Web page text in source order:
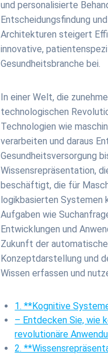
und personalisierte
Entscheidungsfindung
Architekturen steigert
innovative,
Gesundheitsbranche bei.
In einer Welt, die
technologischen
Technologien wie
verarbeiten und daraus
Gesundheitsversorgung
Wissensrepräsentation,
beschäftigt, die für
logikbasierten Systemen
Aufgaben wie
Entwicklungen und
Zukunft der
Konzeptdarstellung und
Wissen erfassen und
1. **Kognitive
– Entdecken Sie, wie
revolutionäre
2.